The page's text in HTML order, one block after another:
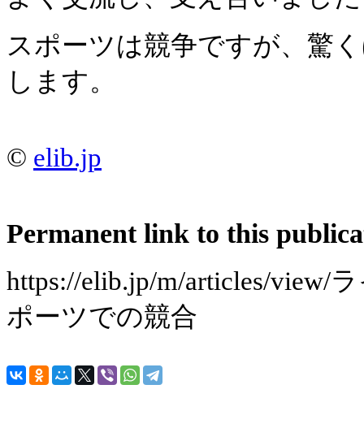
スポーツは競争ですが、驚
します。
© elib.jp
Permanent link to this
https://elib.jp/m/articles/view/
ポーツでの競合